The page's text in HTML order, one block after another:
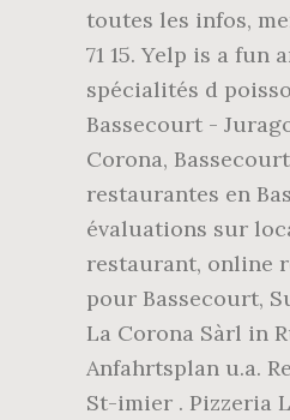
toutes les infos,
71 15. Yelp is a fun
spécialités d
Bassecourt -
Corona,
restaurantes en
évaluations sur
restaurant, online
pour Bassecourt,
La Corona Sàrl in
Anfahrtsplan u.a.
St-imier . Pizzeria